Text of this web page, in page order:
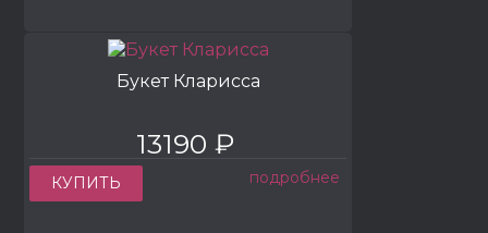
Букет Кларисса
13190 ₽
КУПИТЬ подробнее